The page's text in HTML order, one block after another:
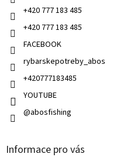
+420 777 183 485
+420 777 183 485
FACEBOOK
rybarskepotreby_abos
+420777183485
YOUTUBE
@abosfishing
Informace pro vás